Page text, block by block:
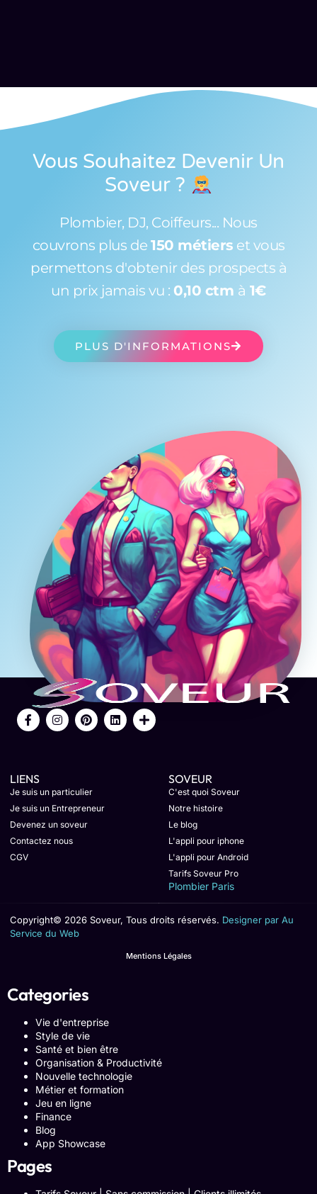
Vous Souhaitez Devenir Un
Soveur ?
Plombier, DJ, Coiffeurs... Nous
couvrons plus de 150 métiers et vous
permettons d'obtenir des prospects à
un prix jamais vu : 0,10 ctm à 1€
PLUS D'INFORMATIONS
LIENS
Je suis un particulier
Je suis un Entrepreneur
Devenez un soveur
Contactez nous
CGV
SOVEUR
C'est quoi Soveur
Notre histoire
Le blog
L'appli pour iphone
L'appli pour Android
Tarifs Soveur Pro
Plombier Paris
Copyright© 2026 Soveur, Tous droits réservés. Designer par Au
Service du Web
Mentions Légales
Categories
Vie d'entreprise
Style de vie
Santé et bien être
Organisation & Productivité
Nouvelle technologie
Métier et formation
Jeu en ligne
Finance
Blog
App Showcase
Pages